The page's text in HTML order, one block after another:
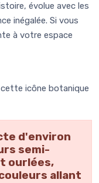
évolue avec les
inégalée. Si vous
à votre espace
icône botanique
d'environ
semi-
ourlées,
allant